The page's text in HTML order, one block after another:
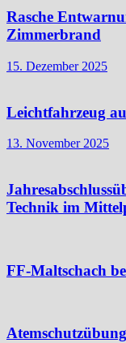
Rasche
Zimmerbrand
15. Dezember 2025
Leichtfahrzeug
13. November 2025
Technik im
FF-Maltschach